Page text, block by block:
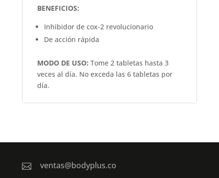
BENEFICIOS:
Inhibidor de cox-2 revolucionario
De acción rápida
MODO DE USO: Tome 2 tabletas hasta 3
veces al día. No exceda las 6 tabletas por
día.
 ventas@bodyplus.co